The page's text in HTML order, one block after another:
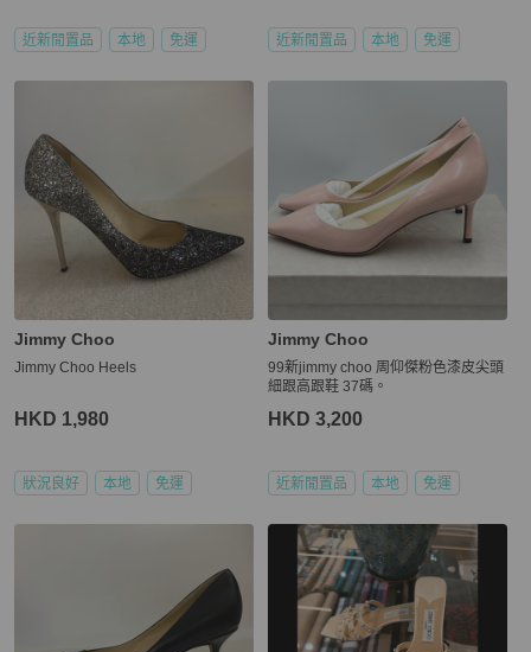
近新閒置品 本地 免運 近新閒置品 本地 免運
Jimmy Choo
Jimmy Choo Heels
HKD 1,980
狀況良好 本地 免運
Jimmy Choo
99新jimmy choo 周仰傑粉色漆皮尖頭
細跟高跟鞋 37碼。
HKD 3,200
近新閒置品 本地 免運